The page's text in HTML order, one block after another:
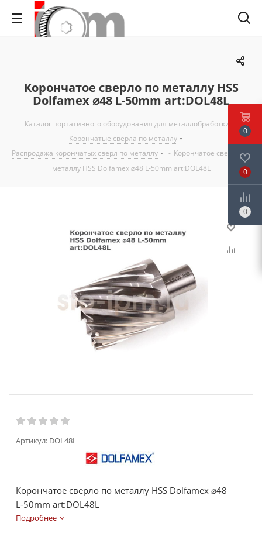
Корончатое сверло по металлу HSS
Dolfamex ⌀48 L-50mm art:DOL48L
Каталог портативного оборудования для металлобработки
Корончатые сверла по металлу
-
Распродажа корончатых сверл по металлу
- Корончатое сверло по
металлу HSS Dolfamex ⌀48 L-50mm art:DOL48L
Артикул: DOL48L
Корончатое сверло по металлу HSS Dolfamex ⌀48
L-50mm art:DOL48L
Подробнее
0
0
0